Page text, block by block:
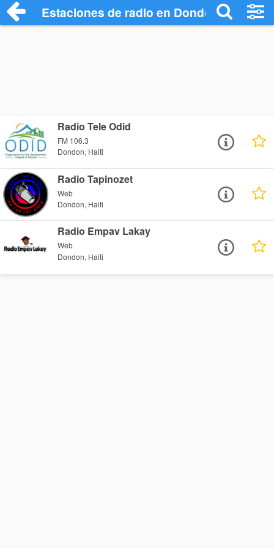
Estaciones de radio en Dondon -
Radio Tele Odid
FM 106.3
Dondon, Haiti
Radio Tapinozet
Web
Dondon, Haiti
Radio Empav Lakay
Web
Dondon, Haiti